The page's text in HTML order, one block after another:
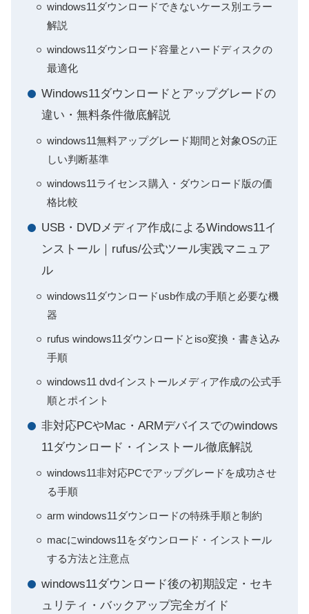
windows11ダウンロードできないケース別エラー
解説
windows11ダウンロード容量とハードディスクの
最適化
Windows11ダウンロードとアップグレードの
違い・無料条件徹底解説
windows11無料アップグレード期間と対象OSの正
しい判断基準
windows11ライセンス購入・ダウンロード版の価
格比較
USB・DVDメディア作成によるWindows11イ
ンストール｜rufus/公式ツール実践マニュア
ル
windows11ダウンロードusb作成の手順と必要な機
器
rufus windows11ダウンロードとiso変換・書き込み
手順
windows11 dvdインストールメディア作成の公式手
順とポイント
非対応PCやMac・ARMデバイスでのwindows
11ダウンロード・インストール徹底解説
windows11非対応PCでアップグレードを成功させ
る手順
arm windows11ダウンロードの特殊手順と制約
macにwindows11をダウンロード・インストール
する方法と注意点
windows11ダウンロード後の初期設定・セキ
ュリティ・バックアップ完全ガイド